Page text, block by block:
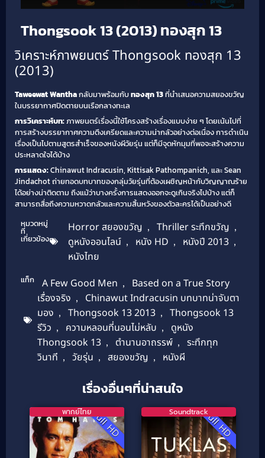
Thongsook 13 (2013) ทองสุก 13
วิเคราะห์ภาพยนตร์ Thongsook ทองสุก 13
(2013)
Taweewat Wanthaกลับมาพร้อมกับทองสุก 13ที่นำเสนอความสยองขวัญ
ในบรรยากาศปิดตายบนเรือกลางทะเล
การวิเคราะห์บท:ภาพยนตร์เรื่องนี้ใช้โครงสร้างเรื่องแบบง่าย ๆ โดยเน้นไปที่
การสร้างบรรยากาศความตึงเครียดและความน่ากลัวอย่างต่อเนื่อง การดำเนิน
เรื่องเป็นไปตามสูตรสำเร็จของหนังผีวัยรุ่น แต่ก็มีจุดหักมุมที่พอจะสร้างความ
ประหลาดใจได้บ้าง
การแสดง:Chinawut Indracusin, Kittisak Pathompanich, และ Sean
Jindachot ถ่ายทอดบทบาทของกลุ่มวัยรุ่นที่ต้องเผชิญหน้ากับวิญญาณร้าย
ได้อย่างน่าติดตาม ถึงแม้ว่าบางครั้งการแสดงออกจะดูเกินจริงไปบ้าง แต่ก็
สามารถสื่อถึงความหวาดกลัวและความสิ้นหวังของตัวละครได้เป็นอย่างดี
หมวดหมู่
ที่
เกี่ยวข้อง
Horror สยองขวัญ , Thriller ระทึกขวัญ ,
ดูหนังออนไลน์ , หนัง HD , หนังปี 2013 ,
หนังไทย
แท็ก A Few Good Men ,
Based on a True Story
เรื่องจริง ,
Chinawut Indracusin บทบาทน่าจับตา
มอง , Thongsook 13 2013 ,
Thongsook 13
รีวิว , ความหลอนที่นอนไม่หลับ ,
ดูหนัง
Thongsook 13 , ตำนานอาถรรพ์ ,
ระทึกทุก
วินาที , วัยรุ่น , สยองขวัญ , หนังผี
เรื่องอื่นๆที่น่าสนใจ
Full HD
พากย์ไทย Full HD
Soundtrack